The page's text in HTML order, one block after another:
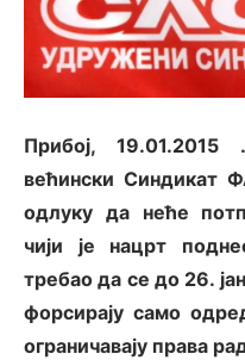
Прибој,
већински Синдикат
одлуку да неће
чији је нацрт
требао да се до 26.
форсирају само
ограничавају права